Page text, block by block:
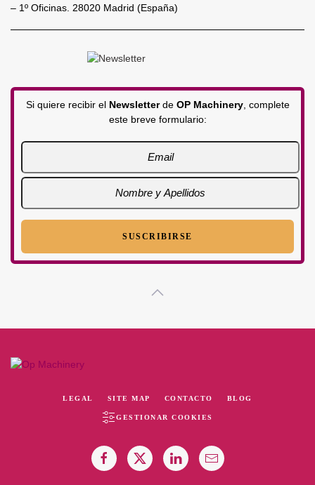
– 1º Oficinas. 28020 Madrid (España)
Si quiere recibir el Newsletterde OP Machinery, complete
este breve formulario:
LEGAL SITE MAP CONTACTO BLOG
GESTIONAR COOKIES